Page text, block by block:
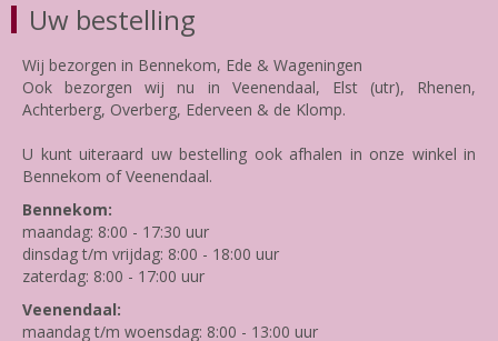
Uw bestelling
Wij bezorgen in Bennekom, Ede & Wageningen
Ook bezorgen wij nu in Veenendaal, Elst (utr), Rhenen,
Achterberg, Overberg, Ederveen & de Klomp.
U kunt uiteraard uw bestelling ook afhalen in onze winkel in
Bennekom of Veenendaal.
Bennekom:
maandag: 8:00 - 17:30 uur
dinsdag t/m vrijdag: 8:00 - 18:00 uur
zaterdag: 8:00 - 17:00 uur
Veenendaal:
maandag t/m woensdag: 8:00 - 13:00 uur